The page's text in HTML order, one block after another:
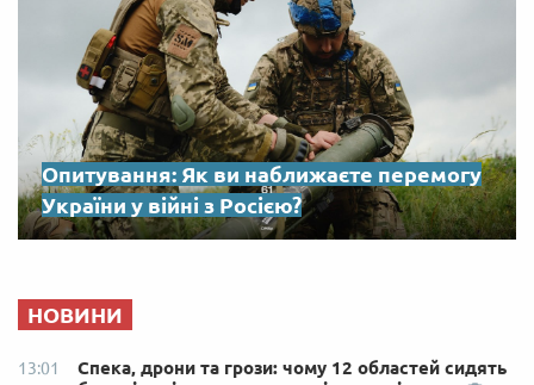
Опитування: Як ви наближаєте перемогу
України у війні з Росією?
НОВИНИ
13:01
Спека, дрони та грози: чому 12 областей сидять